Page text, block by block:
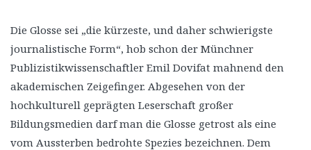
Die Glosse sei „die kürzeste, und daher schwierigste
journalistische Form“, hob schon der Münchner
Publizistikwissenschaftler Emil Dovifat mahnend den
akademischen Zeigefinger. Abgesehen von der
hochkulturell geprägten Leserschaft großer
Bildungsmedien darf man die Glosse getrost als eine
vom Aussterben bedrohte Spezies bezeichnen. Dem